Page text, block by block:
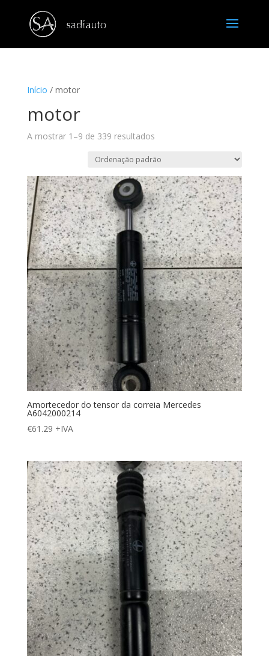
Início / motor
motor
A mostrar 1–9 de 339 resultados
Amortecedor do tensor da correia Mercedes
A6042000214
€61.29 +IVA